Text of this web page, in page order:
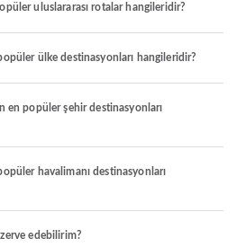
uluslararası rotalar hangileridir?
ülke destinasyonları hangileridir?
en popüler şehir destinasyonları
havalimanı destinasyonları
edebilirim?